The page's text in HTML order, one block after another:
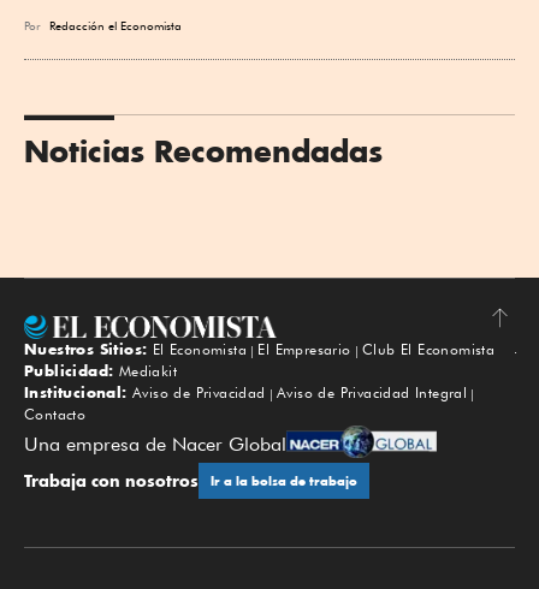
Por Redacción el Economista
Noticias Recomendadas
Subir
Nuestros Sitios: El Economista El Empresario
Club El Economista
Publicidad: Mediakit
Institucional: Aviso de Privacidad
Aviso de Privacidad Integral
Contacto
Una empresa de Nacer Global
Trabaja con nosotros Ir a la bolsa de trabajo